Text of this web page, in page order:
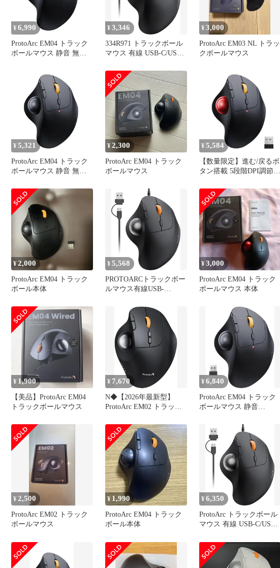
¥ 6,990
ProtoArc EM04 トラック
ボールマウス 静音 無線
ックボール 充電式 親指
操作 5段階DPI切替 進む/
戻るボタン搭載
Windows/Mac/iOS/Androi
b6fe7c43
¥3,346
334R971 トラックボール
マウス 有線 USB-C/USB-
¥3,000
ProtoArc EM03 NL トラッ
クボールマウス
¥ 5,321
ProtoArc EM04 トラック
ボールマウス 静音 無線
台同時接続 マウス トラ
ックボール 充電式 親指
操作 5段階DPI切替 進む/
戻るボタン搭載
Windows/Mac/iOS/Android
対応 ブラック
¥2,300
ProtoArc EM04 トラック
ボールマウス
¥ 5,584
【数量限定】進む/戻るボ
タン搭載 5段階DPI調節可
Windows/Mac/iOS/Android
対応 大容量バッテリー内
蔵 Type-C充電式 親指 静
音 トラックボール マウ
ス レッド 無線 3台同時接
続 Bluetooth/2.4GHz両対
応 トラッ
¥2,000
ProtoArc EM04 トラック
ボール本体
¥5,568
PROTOARCトラックボー
ルマウス有線USB-
調節可能親指操作マウス
トラックボール静音タイ
プ6ボタン進む/戻る
¥3,000
ProtoArc EM04 トラック
ボールマウス 本体
¥ 1,900
【美品】ProtoArc EM04
トラックボールマウス
¥ 7,670
N◆【2026年最新型】
ProtoArc EM02 トラック
角度調整 Bluetooth
2.4GHz 3台同時接続 無線
マウス エルゴノミクス
Type-C充電式 5段階DPI切
替 親指操作 進む/戻るボ
タン Wi e6bdf826
¥6,840
ProtoArc EM04 トラック
ボールマウス 静音
接続 人間工学 手首負担
軽減 親指操作 省スペー
ス | 無線 USB-C充電式 高
精度 5段階DPI 進む/戻る
ボタン搭載 Mac Window
83363cdc
¥2,500
ProtoArc EM02 トラック
ボールマウス
¥ 1,990
ProtoArc EM04 トラック
ボール本体
¥6,350
ProtoArc トラックボール
マウス 有線 USB-C/USB-
能 親指操作 マウス トラ
ックボール 静音タイプ 6
ボタン 進む/戻るボタン